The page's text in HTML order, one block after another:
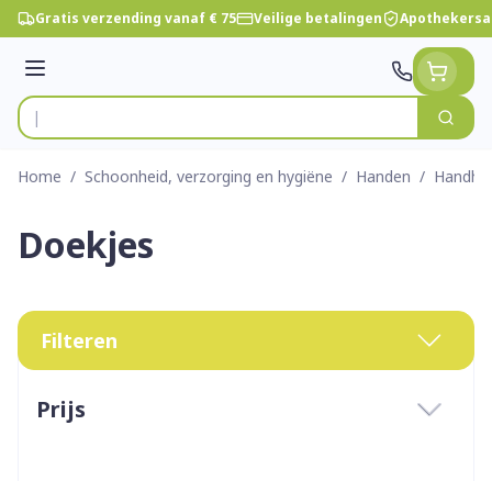
Ga naar de inhoud
Gratis verzending vanaf € 75 Veilige betalingen
Menu
Product, merk, categorie...
Zoek
Home / Schoonheid, verzorging en hygiëne / Handen /
Doekjes
Filteren
Prijs